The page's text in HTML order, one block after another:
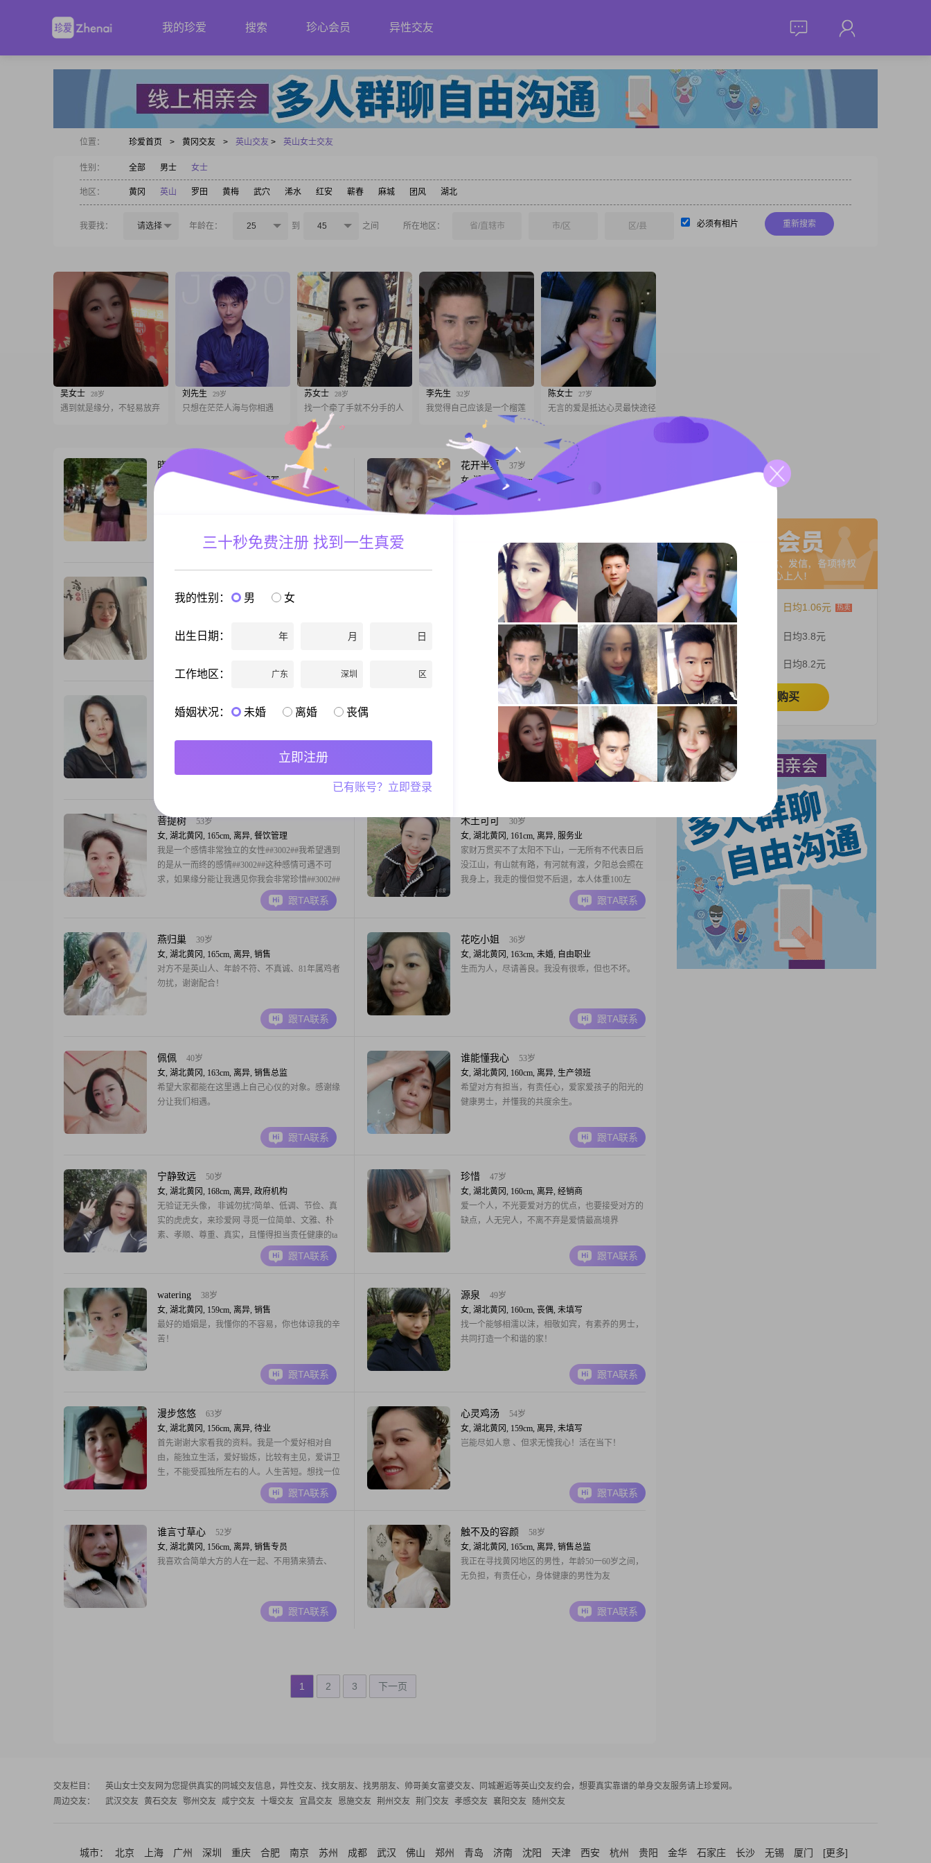
我的珍爱 搜索 珍心会员 异性交友
位置： 珍爱首页 > 黄冈交友 > 英山交友 > 英山女士交友
性别： 全部 男士 女士
地区： 黄冈 英山 罗田 黄梅 武穴 浠水 红安 蕲春 麻城 团风 湖北
我要找： 请选择 年龄在： 25 到 45 之间 所在地区： 省/直辖市 市/区 区/县 必须有相片 重新搜索
吴女士 28岁
遇到就是缘分，不轻易放弃
刘先生 29岁
只想在茫茫人海与你相遇
苏女士 28岁
找一个牵了手就不分手的人
李先生 32岁
我觉得自己应该是一个榴莲
陈女士 27岁
无言的爱是抵达心灵最快途径
晓初
女, 湖北黄冈, 160cm, 离异, 未填写
大家好，我是一位出生于1984年的女士，身高
160cm，目前生活在黄冈。我拥有大专学历，在工
温柔体贴，善解人意，总是能设身处地为他人着
什么困难都能保持开朗爱笑的态度。我细腻敏感，
跟TA联系
花开半夏
37岁
女, 湖北黄冈, 164cm, 离异, 未填写
大家好，我是一位来自湖北黄冈的女士，出生于
1989年，身高164cm##3002##目前，我的月收入在
习的热情，不断提升自己##3002##在生活中，我性
格随和，容易相处，喜欢享受当下的每一刻
##3002##我热爱看电影和
跟TA联系
女, 湖北黄冈, 160cm, 离异, 电子技术
160cm，目前生活在黄冈##3002##我的月收入在
5001到8000元之间，学历为高中及以下##3002##我
我很注重健康管理，喜欢勤俭持家##3002##在业余
37岁
女, 湖北黄冈, 167cm, 离异, 未填写
嗨，你好呀！我是一位出生于 1986 年的女士
##3002##我身高 167cm，在黄冈工作，学历是大专
##3002##我的月收入大概在 3001 - 5000 元之间
##3002##我觉得自己的性格还不错，比较享受当下
的生活##3002##不会过分纠结过去或者过度担忧未
来，活在当下，珍惜每一个瞬间##3002##而且
跟TA联系
女, 湖北黄冈, 163cm, 离异, 传媒/艺术
历，在工作中勤奋努力，月收入在8001到12000元
之间##3002##我性格独立自信，善解人意，总是能
够理解他人的想法和感受##3002##在生活中，我热
的各种挑战##3002
48岁
女, 湖北黄冈, 159cm, 离异, 医生
我是一个传统保守的人，希望找一个成熟稳重，能
给我足够安全感的人
跟TA联系
菩提树
53岁
女, 湖北黄冈, 165cm, 离异, 餐饮管理
我是一个感情非常独立的女性##3002##我希望遇到
的是从一而终的感情##3002##这种感情可遇不可
求，如果缘分能让我遇见你我会非常珍惜##3002##
能好好过日子的看过来##3002##对感情不负责的请
跟TA联系
木土可可
30岁
女, 湖北黄冈, 161cm, 离异, 服务业
家财万贯买不了太阳不下山，一无所有不代表日后
没江山，有山就有路，有河就有渡，夕阳总会照在
我身上，我走的慢但觉不后退，本人体重100左
右，身高净一米六一，目前和父母同住 爸妈就我一
个女儿 家里自己 加爸 妈 还有我大伯 总共4口人 大
积蓄 但是老了肯定是和我一起住的 在十
跟TA联系
燕归巢
39岁
女, 湖北黄冈, 165cm, 离异, 销售
对方不是英山人、年龄不符、不真诚、81年属鸡者
勿扰，谢谢配合！
跟TA联系
花吃小姐
36岁
女, 湖北黄冈, 163cm, 未婚, 自由职业
生而为人，尽请善良。我没有很乖，但也不坏。
跟TA联系
佩佩
40岁
女, 湖北黄冈, 163cm, 离异, 销售总监
希望大家都能在这里遇上自己心仪的对象。感谢缘
分让我们相遇。
跟TA联系
谁能懂我心
53岁
女, 湖北黄冈, 160cm, 离异, 生产领班
希望对方有担当，有责任心，爱家爱孩子的阳光的
健康男士，并懂我的共度余生。
跟TA联系
宁静致远
50岁
女, 湖北黄冈, 168cm, 离异, 政府机构
无验证无头像， 非诚勿扰?简单、低调、节俭、真
实的虎虎女，来珍爱网 寻觅一位简单、文雅、朴
素、孝顺、尊重、真实，且懂得担当责任健康的ta
共渡余生。【若你懂我，无须言致！】个人以为：
对待婚姻应该互相理解、互相包容对方一路走来的
热爱生活，更喜欢自己所做平凡生活记录史。如：
假日期陪
跟TA联系
珍惜
47岁
女, 湖北黄冈, 160cm, 离异, 经销商
爱一个人，不光要爱对方的优点，也要接受对方的
缺点，人无完人，不离不弃是爱情最高境界
跟TA联系
watering
38岁
女, 湖北黄冈, 159cm, 离异, 销售
最好的婚姻是，我懂你的不容易，你也体谅我的辛
苦！
跟TA联系
源泉
49岁
女, 湖北黄冈, 160cm, 丧偶, 未填写
找一个能够相濡以沫，相敬如宾，有素养的男士，
共同打造一个和谐的家！
跟TA联系
漫步悠悠
63岁
女, 湖北黄冈, 156cm, 离异, 待业
首先谢谢大家看我的资料。我是一个爱好相对自
由，能独立生活，爱好锻炼，比较有主见，爱讲卫
生，不能受孤独所左右的人。人生苦短。想找一位
有主见、有担当、能善解人意、通情达理、有固定
收入、爱娱乐，年龄在57至66岁男士与我共享余
跟TA联系
心灵鸡汤
54岁
女, 湖北黄冈, 159cm, 离异, 未填写
岂能尽如人意 、但求无愧我心！活在当下！
跟TA联系
谁言寸草心
52岁
女, 湖北黄冈, 156cm, 离异, 销售专员
我喜欢合简单大方的人在一起、不用猜来猜去、
跟TA联系
触不及的容颜
58岁
女, 湖北黄冈, 165cm, 离异, 销售总监
我正在寻找黄冈地区的男性，年龄50一60岁之间，
无负担，有责任心，身体健康的男性为友
跟TA联系
1 2 3 下一页
日均1.06元
日均3.8元
日均8.2元
立即购买
交友栏目： 英山女士交友网 为您提供真实的同城交友信息，异性交友、找女朋友、找男朋友、帅哥美女富婆交友、同城邂逅等英山交友约会，想要真实靠谱的单身交友服务请上珍爱网。
周边交友：
武汉交友 黄石交友 鄂州交友 咸宁交友 十堰交友 宜昌交友 恩施交友 荆州交友 荆门交友 孝感交友 襄阳交友 随州交友
城市： 北京 上海 广州 深圳 重庆 合肥 南京 苏州 成都 武汉 佛山 郑州 青岛 济南 沈阳 天津 西安 杭州 贵阳 金华 石家庄 长沙 无锡 厦门 [更多]
三十秒免费注册 找到一生真爱
我的性别： 男 女
出生日期： 年 月 日
工作地区： 广东 深圳 区
婚姻状况： 未婚 离婚 丧偶
立即注册
已有账号？立即登录